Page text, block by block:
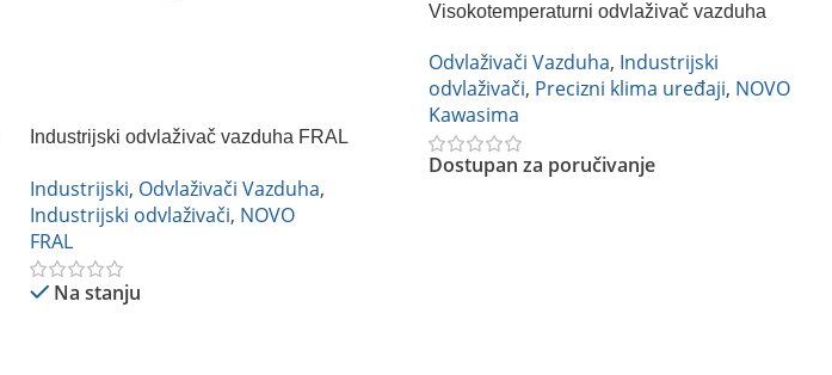
Industrijski odvlaživač vazduha FRAL
Industrijski, Odvlaživači Vazduha,
Industrijski odvlaživači, NOVO
FRAL
Na stanju
Visokotemperaturni odvlaživač vazduha
Odvlaživači Vazduha, Industrijski
odvlaživači, Precizni klima uređaji, NOVO
Kawasima
Dostupan za poručivanje